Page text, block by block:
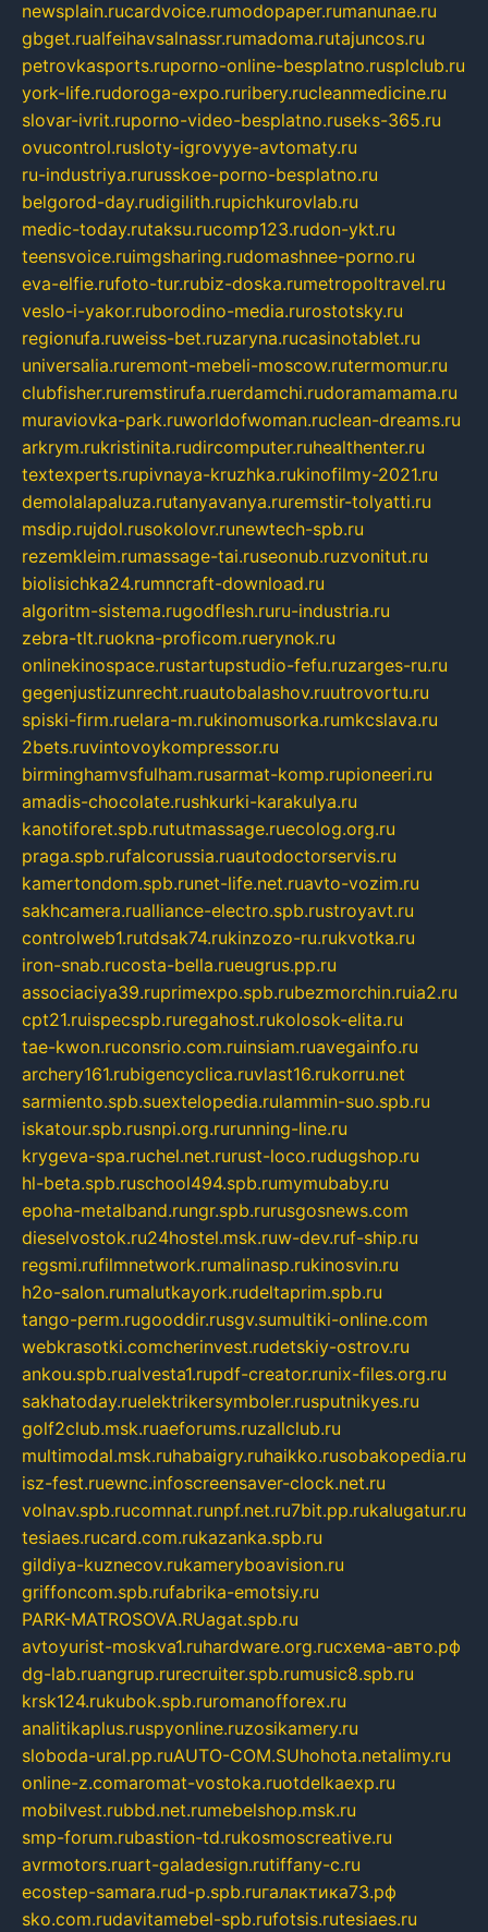
newsplain.rucardvoice.rumodopaper.rumanunae.ru
gbget.rualfeihavsalnassr.rumadoma.rutajuncos.ru
petrovkasports.ruporno-online-besplatno.rusplclub.ru
york-life.rudoroga-expo.ruribery.rucleanmedicine.ru
slovar-ivrit.ruporno-video-besplatno.ruseks-365.ru
ovucontrol.rusloty-igrovyye-avtomaty.ru
ru-industriya.rurusskoe-porno-besplatno.ru
belgorod-day.rudigilith.rupichkurovlab.ru
medic-today.rutaksu.rucomp123.rudon-ykt.ru
teensvoice.ruimgsharing.rudomashnee-porno.ru
eva-elfie.rufoto-tur.rubiz-doska.rumetropoltravel.ru
veslo-i-yakor.ruborodino-media.rurostotsky.ru
regionufa.ruweiss-bet.ruzaryna.rucasinotablet.ru
universalia.ruremont-mebeli-moscow.rutermomur.ru
clubfisher.ruremstirufa.ruerdamchi.rudoramamama.ru
muraviovka-park.ruworldofwoman.ruclean-dreams.ru
arkrym.rukristinita.rudircomputer.ruhealthenter.ru
textexperts.rupivnaya-kruzhka.rukinofilmy-2021.ru
demolalapaluza.rutanyavanya.ruremstir-tolyatti.ru
msdip.rujdol.rusokolovr.runewtech-spb.ru
rezemkleim.rumassage-tai.ruseonub.ruzvonitut.ru
biolisichka24.rumncraft-download.ru
algoritm-sistema.rugodflesh.ruru-industria.ru
zebra-tlt.ruokna-proficom.ruerynok.ru
onlinekinospace.rustartupstudio-fefu.ruzarges-ru.ru
gegenjustizunrecht.ruautobalashov.ruutrovortu.ru
spiski-firm.ruelara-m.rukinomusorka.rumkcslava.ru
2bets.ruvintovoykompressor.ru
birminghamvsfulham.rusarmat-komp.rupioneeri.ru
amadis-chocolate.rushkurki-karakulya.ru
kanotiforet.spb.rututmassage.ruecolog.org.ru
praga.spb.rufalcorussia.ruautodoctorservis.ru
kamertondom.spb.runet-life.net.ruavto-vozim.ru
sakhcamera.rualliance-electro.spb.rustroyavt.ru
controlweb1.rutdsak74.rukinzozo-ru.rukvotka.ru
iron-snab.rucosta-bella.rueugrus.pp.ru
associaciya39.ruprimexpo.spb.rubezmorchin.ruia2.ru
cpt21.ruispecspb.ruregahost.rukolosok-elita.ru
tae-kwon.ruconsrio.com.ruinsiam.ruavegainfo.ru
archery161.rubigencyclica.ruvlast16.rukorru.net
sarmiento.spb.suextelopedia.rulammin-suo.spb.ru
iskatour.spb.rusnpi.org.rurunning-line.ru
krygeva-spa.ruchel.net.rurust-loco.rudugshop.ru
hl-beta.spb.ruschool494.spb.rumymubaby.ru
epoha-metalband.rungr.spb.rurusgosnews.com
dieselvostok.ru24hostel.msk.ruw-dev.ruf-ship.ru
regsmi.rufilmnetwork.rumalinasp.rukinosvin.ru
h2o-salon.rumalutkayork.rudeltaprim.spb.ru
tango-perm.rugooddir.rusgv.sumultiki-online.com
webkrasotki.comcherinvest.rudetskiy-ostrov.ru
ankou.spb.rualvesta1.rupdf-creator.runix-files.org.ru
sakhatoday.ruelektrikersymboler.rusputnikyes.ru
golf2club.msk.ruaeforums.ruzallclub.ru
multimodal.msk.ruhabaigry.ruhaikko.rusobakopedia.ru
isz-fest.ruewnc.infoscreensaver-clock.net.ru
volnav.spb.rucomnat.runpf.net.ru7bit.pp.rukalugatur.ru
tesiaes.rucard.com.rukazanka.spb.ru
gildiya-kuznecov.rukameryboavision.ru
griffoncom.spb.rufabrika-emotsiy.ru
PARK-MATROSOVA.RUagat.spb.ru
avtoyurist-moskva1.ruhardware.org.ruсхема-авто.рф
dg-lab.ruangrup.rurecruiter.spb.rumusic8.spb.ru
krsk124.rukubok.spb.ruromanofforex.ru
analitikaplus.ruspyonline.ruzosikamery.ru
sloboda-ural.pp.ruAUTO-COM.SUhohota.netalimy.ru
online-z.comaromat-vostoka.ruotdelkaexp.ru
mobilvest.rubbd.net.rumebelshop.msk.ru
smp-forum.rubastion-td.rukosmoscreative.ru
avrmotors.ruart-galadesign.rutiffany-c.ru
ecostep-samara.rud-p.spb.ruгалактика73.рф
sko.com.rudavitamebel-spb.rufotsis.rutesiaes.ru